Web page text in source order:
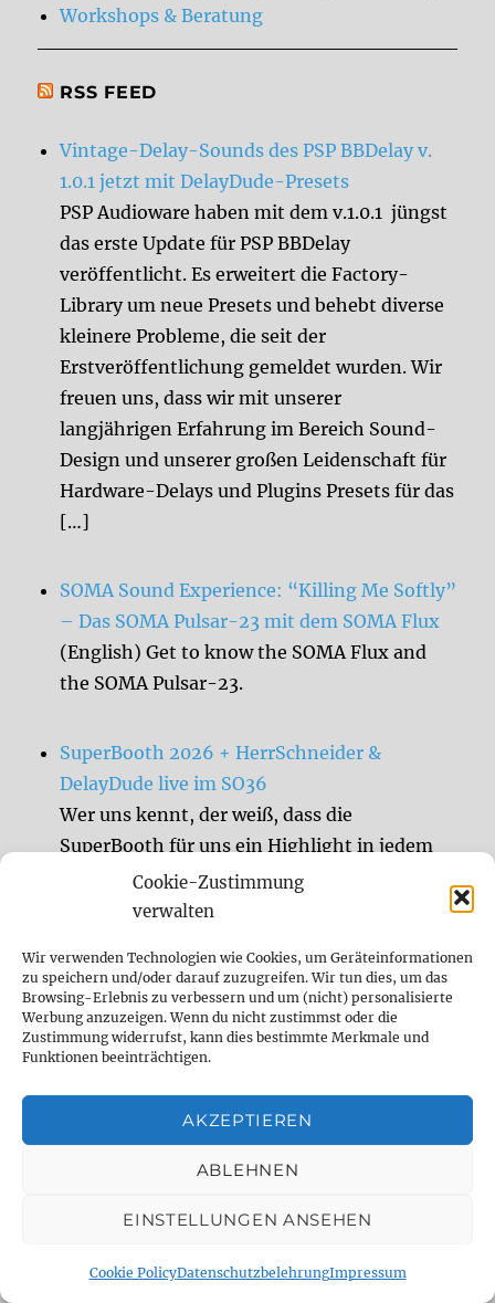
Cookie-Zustimmung
verwalten
Wir verwenden Technologien wie Cookies, um Geräteinformationen
zu speichern und/oder darauf zuzugreifen. Wir tun dies, um das
Browsing-Erlebnis zu verbessern und um (nicht) personalisierte
Werbung anzuzeigen. Wenn du nicht zustimmst oder die
Zustimmung widerrufst, kann dies bestimmte Merkmale und
Funktionen beeinträchtigen.
AKZEPTIEREN
ABLEHNEN
EINSTELLUNGEN ANSEHEN
Cookie PolicyDatenschutzbelehrungImpressum
Workshops & Beratung
RSS FEED
Vintage-Delay-Sounds des PSP BBDelay v.
1.0.1 jetzt mit DelayDude-Presets
PSP Audioware haben mit dem v.1.0.1 jüngst
das erste Update für PSP BBDelay
veröffentlicht. Es erweitert die Factory-
Library um neue Presets und behebt diverse
kleinere Probleme, die seit der
Erstveröffentlichung gemeldet wurden. Wir
freuen uns, dass wir mit unserer
langjährigen Erfahrung im Bereich Sound-
Design und unserer großen Leidenschaft für
Hardware-Delays und Plugins Presets für das
[…]
SOMA Sound Experience: “Killing Me Softly”
– Das SOMA Pulsar-23 mit dem SOMA Flux
(English) Get to know the SOMA Flux and
the SOMA Pulsar-23.
SuperBooth 2026 + HerrSchneider &
DelayDude live im SO36
Wer uns kennt, der weiß, dass die
SuperBooth für uns ein Highlight in jedem
Jahr ist. Seit 10 Jahren findet die Messe für
elektronische Musik oder viel eher DAS
viele aber gar nicht wissen, ist, dass der
Grundstein für das, was wir auch in diesem
Jahr im Mai […]
Testbericht: MagTone Classic-T, modulare
Heute möchte ich mal zur Abwechslung
ganz besondere Gitarre vorstellen, die wir
finden. Denn wer kennt folgende Situation